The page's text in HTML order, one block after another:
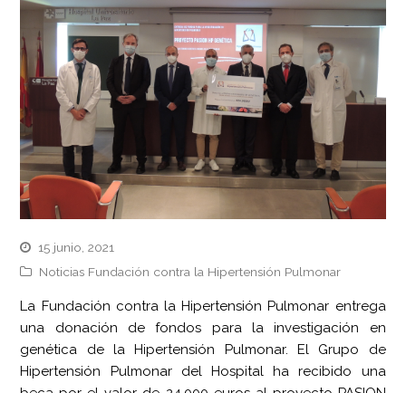
15 junio, 2021
Noticias Fundación contra la Hipertensión Pulmonar
La Fundación contra la Hipertensión Pulmonar entrega
una donación de fondos para la investigación en
genética de la Hipertensión Pulmonar. El Grupo de
Hipertensión Pulmonar del Hospital ha recibido una